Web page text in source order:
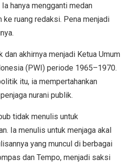
hanya mengganti medan
ke ruang redaksi. Pena menjadi
dan akhirnya menjadi Ketua Umum
(PWI) periode 1965–1970.
itu, ia mempertahankan
nurani publik.
tidak menulis untuk
Ia menulis untuk menjaga akal
yang muncul di berbagai
dan Tempo, menjadi saksi